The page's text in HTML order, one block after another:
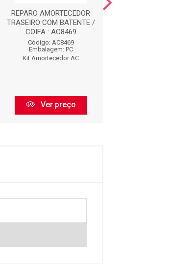
REPARO AMORTECEDOR
TRASEIRO COM BATENTE /
COIFA : AC8469
Código: AC8469
Embalagem: PC
Kit Amortecedor AC
Ver preço